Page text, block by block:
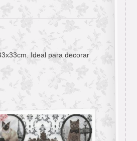
Ideal para decorar